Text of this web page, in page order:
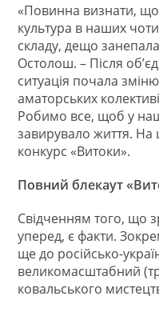
«Повинна визнати,
культура в наших
складу, дещо
Остолош. – Після
ситуація почала
аматорських
Робимо все, щоб у
завирувало життя. На
конкурс «Витоки».
Повний блекаут
Свідченням того, що
уперед, є факти.
ще до російсько-
великомасштабний
ковальського